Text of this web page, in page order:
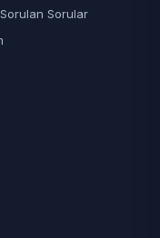
Sorulan Sorular